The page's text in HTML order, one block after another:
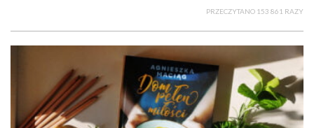
PRZECZYTANO 153 861 RAZY